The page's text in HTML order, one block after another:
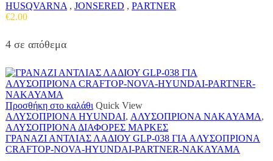
HUSQVARNA , JONSERED , PARTNER
€2.00
4 σε απόθεμα
Προσθήκη στο καλάθι Quick View
ΑΛΥΣΟΠΡΙΟΝΑ HYUNDAI, ΑΛΥΣΟΠΡΙΟΝΑ NAKAYAMA,
ΑΛΥΣΟΠΡΙΟΝΑ ΔΙΑΦΟΡΕΣ ΜΑΡΚΕΣ
ΓΡΑΝΑΖΙ ΑΝΤΛΙΑΣ ΛΑΔΙΟΥ GLP-038 ΓΙΑ ΑΛΥΣΟΠΡΙΟΝΑ
CRAFTOP-NOVA-HYUNDAI-PARTNER-NAKAYAMA